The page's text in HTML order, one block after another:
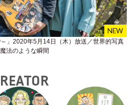
」2020年5月14日（木）放送／世界的写真
法のような瞬間